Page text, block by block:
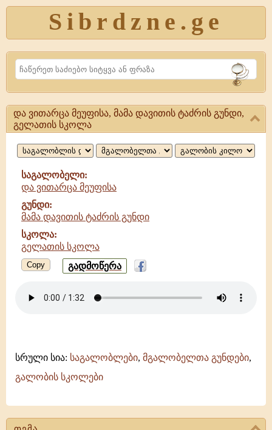
Sibrdzne.ge
Search
და
ვითარცა
მამა
დავითის
ტაძრის
და ვითარცა მეუფისა, მამა დავითის ტაძრის გუნდი,
გელათის სკოლა
საგალობელი:
და ვითარცა მეუფისა
გუნდი:
მამა დავითის ტაძრის გუნდი
სკოლა:
გელათის სკოლა
Copy გადმოწერა
სრული სია: საგალობლები, მგალობელთა გუნდები,
გალობის სკოლები